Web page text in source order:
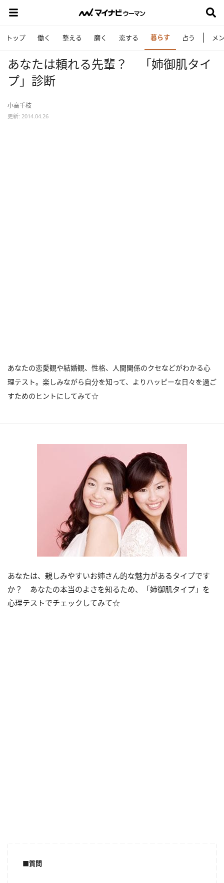
トップ 働く 整える 磨く 恋する 暮らす 占う メ
あなたは頼れる先輩？ 「姉御肌タイ
プ」診断
小高千枝
更新: 2014.04.26
あなたの恋愛観や結婚観、性格、人間関係のクセなどがわかる心
理テスト。楽しみながら自分を知って、よりハッピーな日々を過ご
すためのヒントにしてみて☆
あなたは、親しみやすいお姉さん的な魅力があるタイプです
か？ あなたの本当のよさを知るため、「姉御肌タイプ」を
心理テストでチェックしてみて☆
■質問